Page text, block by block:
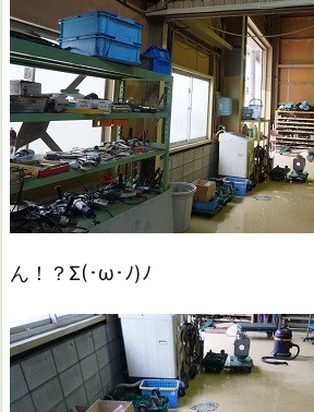
ん！？Σ(･ω･ﾉ)ﾉ